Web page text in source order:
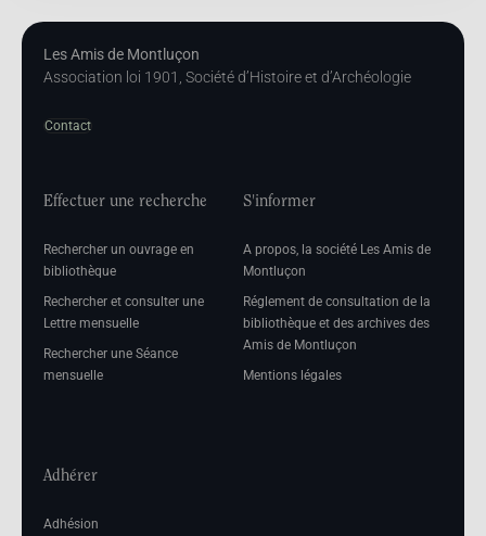
Les Amis de Montluçon
Association loi 1901, Société d’Histoire et d’Archéologie
Contact
Effectuer une recherche
Rechercher un ouvrage en
bibliothèque
Rechercher et consulter une
Lettre mensuelle
Rechercher une Séance
mensuelle
S'informer
A propos, la société Les Amis de
Montluçon
Réglement de consultation de la
bibliothèque et des archives des
Amis de Montluçon
Mentions légales
Adhérer
Adhésion